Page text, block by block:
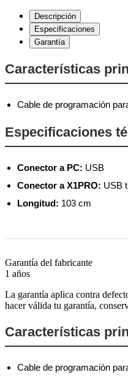
Descripción
Especificaciones
Garantía
Características
Cable de programación
Especificaciones
Conector a PC: USB
Conector a X1PRO: USB
Longitud: 103 cm
Garantía del fabricante
1 años
La garantía aplica contra
hacer válida tu garantía,
Características
Cable de programación